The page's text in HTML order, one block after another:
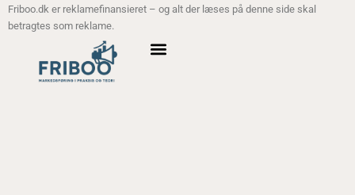
Friboo.dk er reklamefinansieret – og alt der læses på denne side skal
betragtes som reklame.